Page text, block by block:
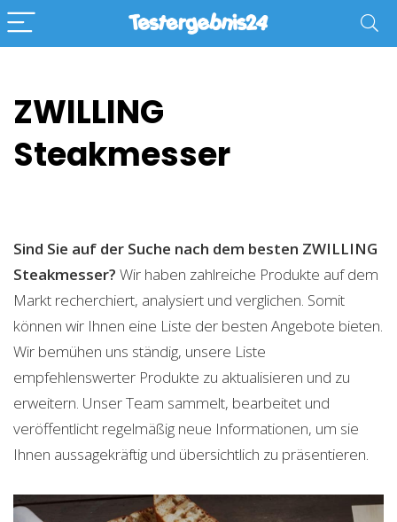
ZWILLING
Steakmesser
Sind Sie auf der Suche nach dem besten ZWILLING
Steakmesser? Wir haben zahlreiche Produkte auf dem
Markt recherchiert, analysiert und verglichen. Somit
können wir Ihnen eine Liste der besten Angebote bieten.
Wir bemühen uns ständig, unsere Liste
empfehlenswerter Produkte zu aktualisieren und zu
erweitern. Unser Team sammelt, bearbeitet und
veröffentlicht regelmäßig neue Informationen, um sie
Ihnen aussagekräftig und übersichtlich zu präsentieren.